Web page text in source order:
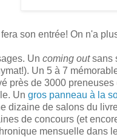
son entrée! On n'a
Un coming outsans
Un 5 à 7
près de 3000 preneuses
Un gros panneau à la
dizaine de salons du
de concours (et
mensuelle dans